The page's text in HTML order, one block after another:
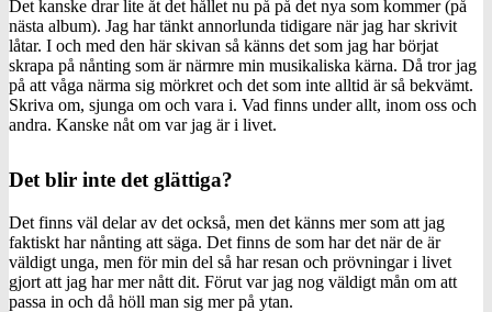
Det kanske drar lite åt det hållet nu på på det nya som kommer (på
nästa album). Jag har tänkt annorlunda tidigare när jag har skrivit
låtar. I och med den här skivan så känns det som jag har börjat
skrapa på nånting som är närmre min musikaliska kärna. Då tror jag
på att våga närma sig mörkret och det som inte alltid är så bekvämt.
Skriva om, sjunga om och vara i. Vad finns under allt, inom oss och
andra. Kanske nåt om var jag är i livet.
Det blir inte det glättiga?
Det finns väl delar av det också, men det känns mer som att jag
faktiskt har nånting att säga. Det finns de som har det när de är
väldigt unga, men för min del så har resan och prövningar i livet
gjort att jag har mer nått dit. Förut var jag nog väldigt mån om att
passa in och då höll man sig mer på ytan.